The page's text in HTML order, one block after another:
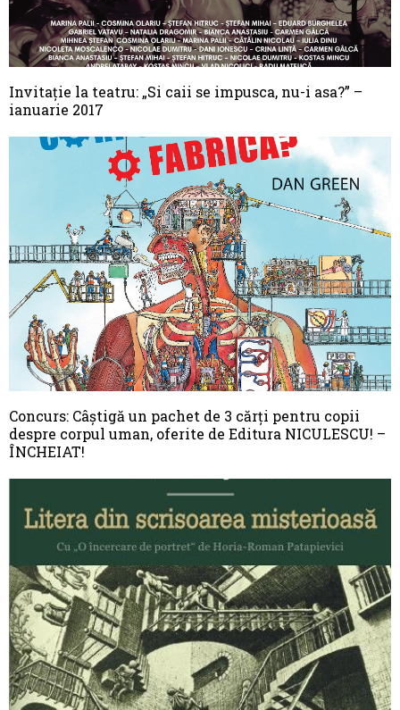
Invitație la teatru: „Si caii se impusca, nu-i asa?” –
ianuarie 2017
Concurs: Câștigă un pachet de 3 cărți pentru copii
despre corpul uman, oferite de Editura NICULESCU! –
ÎNCHEIAT!